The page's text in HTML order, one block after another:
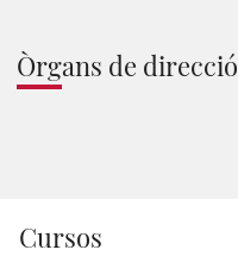
Òrgans de direcció
Cursos